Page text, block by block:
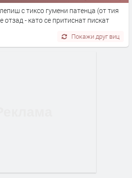
с тиксо гумени патенца (от тия
отзад - като се притиснат пискат
Покажи друг виц